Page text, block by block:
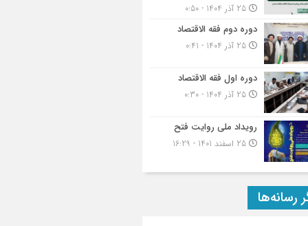
دوره دوم فقه الاقتصاد
دوره اول فقه الاقتصاد
رویداد ملی روایت فتح
رسانه‌ها